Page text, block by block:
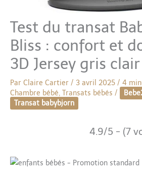
Test du transat
Bliss : confort et
3D Jersey gris clair
Par Claire Cartier / 3 avril 2025 / 4
Chambre bébé, Transats bébés /
Transat babybjorn
4.9/5 - (7